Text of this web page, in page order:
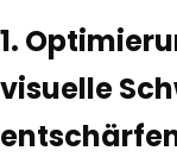
1.
visuelle